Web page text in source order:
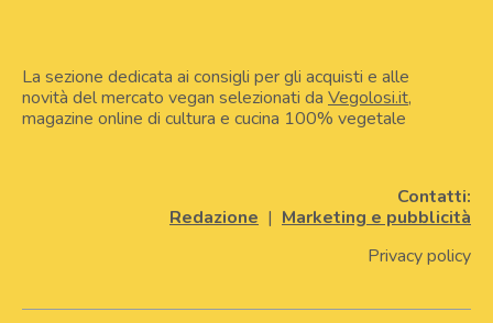
La sezione dedicata ai consigli per gli acquisti e alle
novità del mercato vegan selezionati da Vegolosi.it,
magazine online di cultura e cucina 100% vegetale
Contatti:
Redazione | Marketing e pubblicità
Privacy policy